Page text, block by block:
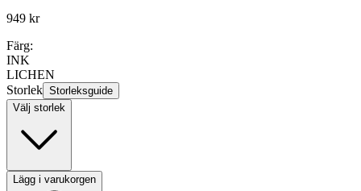
949 kr
Färg:
INK
LICHEN
Storlek Storleksguide
Välj storlek
Lägg i varukorgen